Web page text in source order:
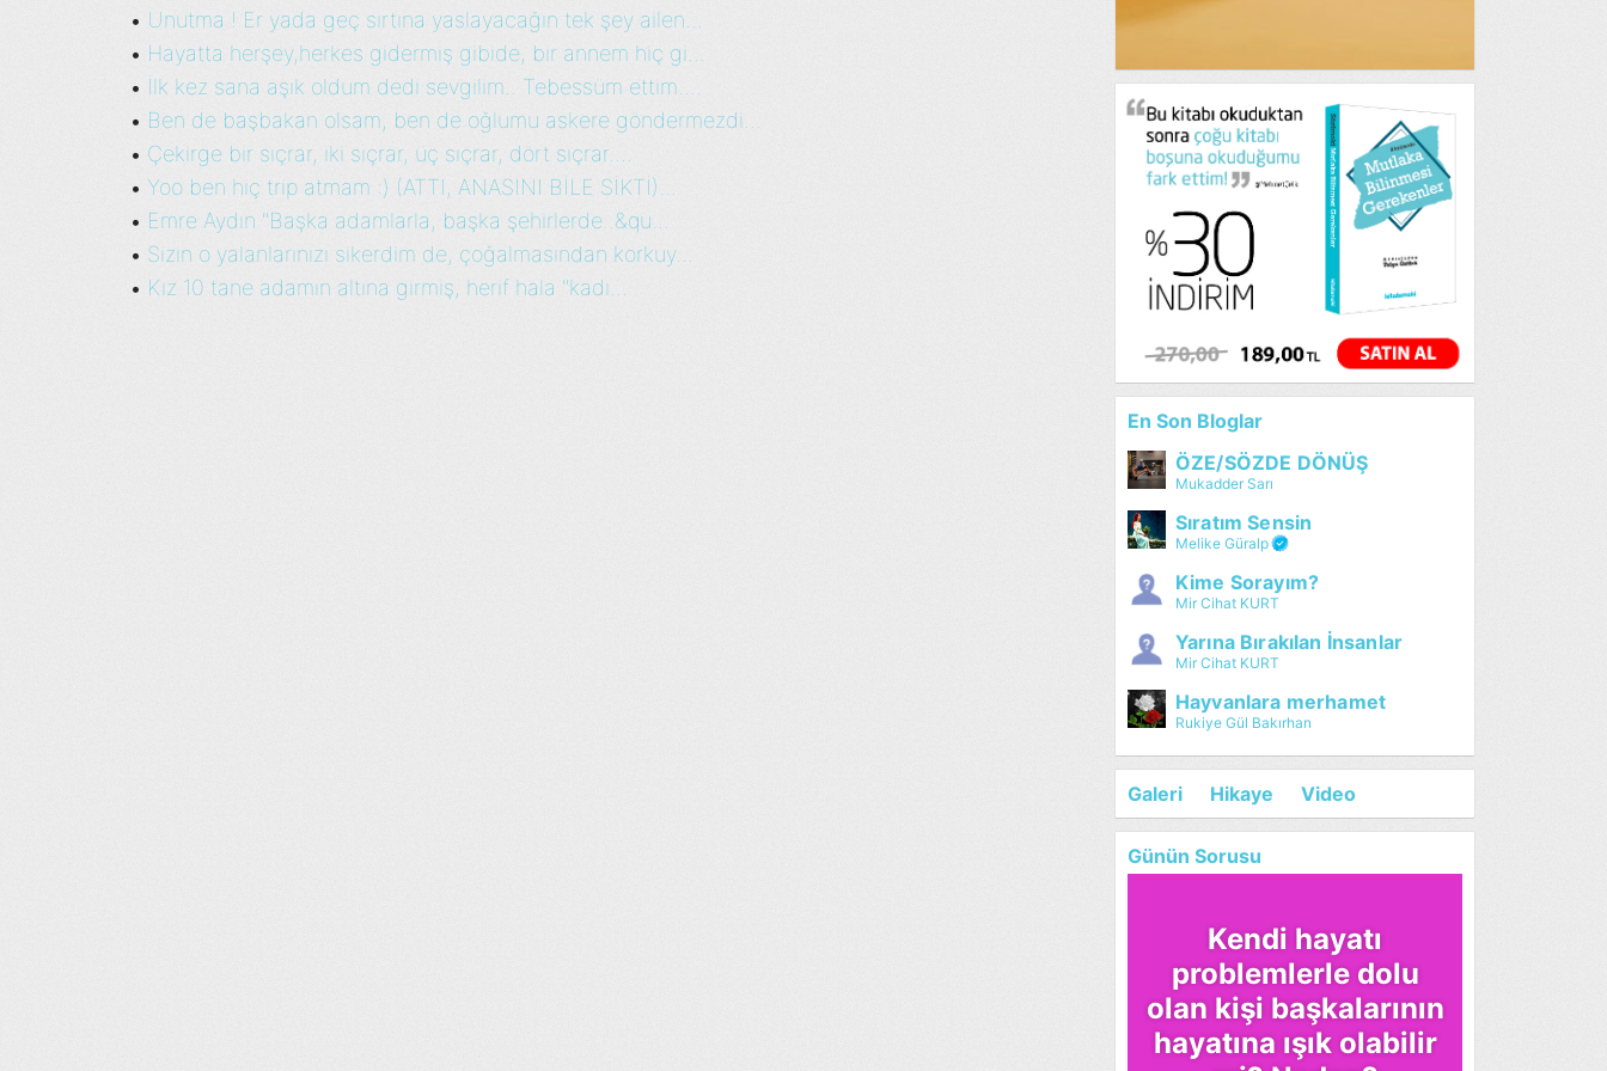
• Unutma ! Er yada geç sırtına yaslayacağın tek şey ailen...
• Hayatta herşey,herkes gidermiş gibide, bir annem hiç gi...
• İlk kez sana aşık oldum dedi sevgilim.. Tebessüm ettim....
• Ben de başbakan olsam, ben de oğlumu askere göndermezdi...
• Çekirge bir sıçrar, iki sıçrar, üç sıçrar, dört sıçrar....
• Yoo ben hiç trip atmam :) (ATTI, ANASINI BİLE SİKTİ)...
• Emre Aydın "Başka adamlarla, başka şehirlerde..&qu...
• Sizin o yalanlarınızı sikerdim de, çoğalmasından korkuy...
• Kız 10 tane adamın altına girmiş, herif hala "kadı...
En Son Bloglar
ÖZE/SÖZDE DÖNÜŞ
Mukadder Sarı
Sıratım Sensin
Melike Güralp
Kime Sorayım?
Mir Cihat KURT
Yarına Bırakılan İnsanlar
Mir Cihat KURT
Hayvanlara merhamet
Rukiye Gül Bakırhan
Galeri Hikaye Video
Günün Sorusu
Kendi hayatı
problemlerle dolu
olan kişi başkalarının
hayatına ışık olabilir